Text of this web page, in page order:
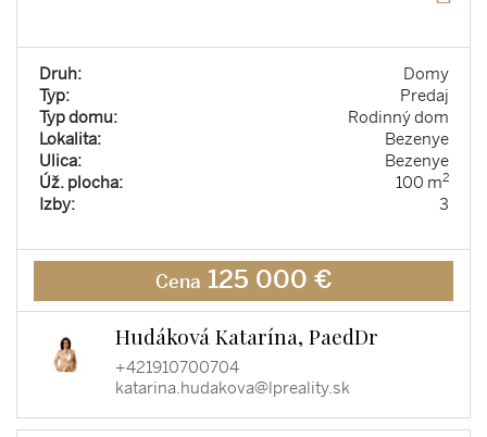
Druh:
Domy
Typ:
Predaj
Typ domu:
Rodinný dom
Lokalita:
Bezenye
Ulica:
Bezenye
Úž. plocha:
100 m2
Izby: 3
Cena 125 000 €
Hudáková Katarína, PaedDr
+421910700704
katarina.hudakova@lpreality.sk